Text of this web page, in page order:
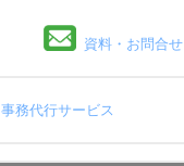
資料・お問合せ
事務代行サービス